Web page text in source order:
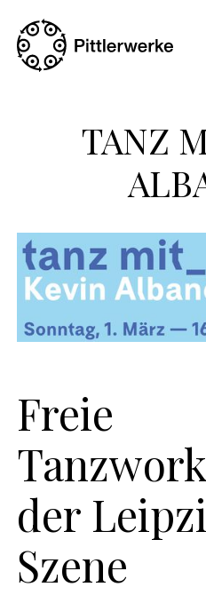
TANZ
Freie
der
Szene